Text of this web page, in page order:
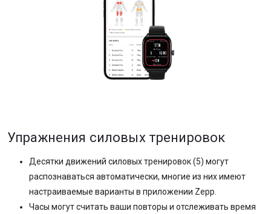
Упражнения силовых тренировок
Десятки движений силовых тренировок (5) могут
распознаваться автоматически, многие из них имеют
настраиваемые варианты в приложении Zepp.
Часы могут считать ваши повторы и отслеживать время